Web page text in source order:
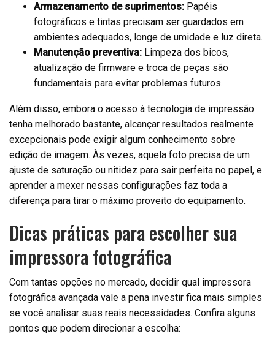
Armazenamento de suprimentos: Papéis
fotográficos e tintas precisam ser guardados em
ambientes adequados, longe de umidade e luz direta.
Manutenção preventiva: Limpeza dos bicos,
atualização de firmware e troca de peças são
fundamentais para evitar problemas futuros.
Além disso, embora o acesso à tecnologia de impressão
tenha melhorado bastante, alcançar resultados realmente
excepcionais pode exigir algum conhecimento sobre
edição de imagem. Às vezes, aquela foto precisa de um
ajuste de saturação ou nitidez para sair perfeita no papel, e
aprender a mexer nessas configurações faz toda a
diferença para tirar o máximo proveito do equipamento.
Dicas práticas para escolher sua
impressora fotográfica
Com tantas opções no mercado, decidir qual impressora
fotográfica avançada vale a pena investir fica mais simples
se você analisar suas reais necessidades. Confira alguns
pontos que podem direcionar a escolha: